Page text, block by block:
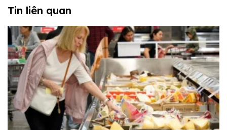
Tin liên quan